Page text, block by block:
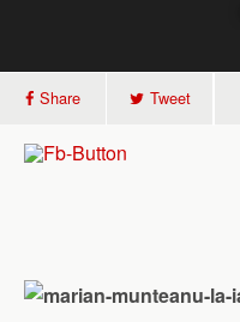
Share Tweet